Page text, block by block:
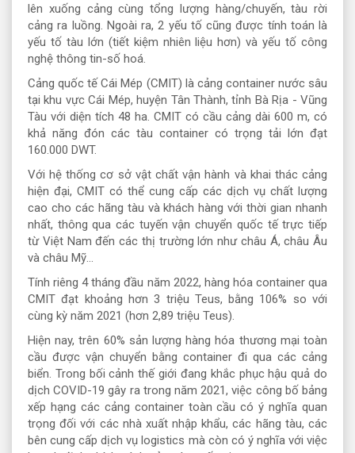
lên xuống cảng cùng tổng lượng hàng/chuyến, tàu rời
cảng ra luồng. Ngoài ra, 2 yếu tố cũng được tính toán là
yếu tố tàu lớn (tiết kiệm nhiên liệu hơn) và yếu tố công
nghệ thông tin-số hoá.
Cảng quốc tế Cái Mép (CMIT) là cảng container nước sâu
tại khu vực Cái Mép, huyện Tân Thành, tỉnh Bà Rịa - Vũng
Tàu với diện tích 48 ha. CMIT có cầu cảng dài 600 m, có
khả năng đón các tàu container có trọng tải lớn đạt
160.000 DWT.
Với hệ thống cơ sở vật chất vận hành và khai thác cảng
hiện đại, CMIT có thể cung cấp các dịch vụ chất lượng
cao cho các hãng tàu và khách hàng với thời gian nhanh
nhất, thông qua các tuyến vận chuyển quốc tế trực tiếp
từ Việt Nam đến các thị trường lớn như châu Á, châu Âu
và châu Mỹ…
Tính riêng 4 tháng đầu năm 2022, hàng hóa container qua
CMIT đạt khoảng hơn 3 triệu Teus, bằng 106% so với
cùng kỳ năm 2021 (hơn 2,89 triệu Teus).
Hiện nay, trên 60% sản lượng hàng hóa thương mại toàn
cầu được vận chuyển bằng container đi qua các cảng
biển. Trong bối cảnh thế giới đang khắc phục hậu quả do
dịch COVID-19 gây ra trong năm 2021, việc công bố bảng
xếp hạng các cảng container toàn cầu có ý nghĩa quan
trọng đối với các nhà xuất nhập khẩu, các hãng tàu, các
bên cung cấp dịch vụ logistics mà còn có ý nghĩa với việc